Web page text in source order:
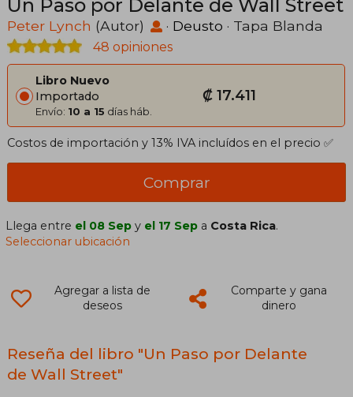
Un Paso por Delante de Wall Street
Peter Lynch (Autor) · Deusto · Tapa Blanda
48 opiniones
Libro Nuevo
Importado
Envío: 10 a 15 días háb.
₡ 17.411
Costos de importación y 13% IVA incluídos en el precio ✅
Comprar
Llega entre el 08 Sep y el 17 Sep a Costa Rica.
Seleccionar ubicación
Agregar a lista de
deseos
Comparte y gana
dinero
Reseña del libro "Un Paso por Delante
de Wall Street"